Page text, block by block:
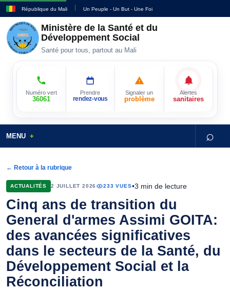
République du Mali Un Peuple - Un But - Une Foi
Ministère de la Santé et du
Développement Social
Santé pour tous, partout au Mali
Numéro vert
36061
Prendre
rendez-vous
Signaler un
problème
Alertes
sanitaires
MENU ⌕
← Retour à la rubrique
ACTUALITÉS 2 JUILLET 2026 233 VUES•3 min de lecture
Cinq ans de transition du
General d'armes Assimi GOITA:
des avancées significatives
dans le secteurs de la Santé, du
Développement Social et la
Réconciliation